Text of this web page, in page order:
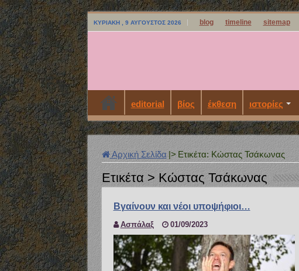
ΚΥΡΙΑΚΉ , 9 ΑΎΓΟΥΣΤΟΣ 2026 blog timeline sitemap
editorial βίος έκθεση ιστορίες
Αρχική Σελίδα |>Ετικέτα:Κώστας Τσάκωνας
Ετικέτα >Κώστας Τσάκωνας
Βγαίνουν και νέοι υποψήφιοι…
Ασπάλαξ 01/09/2023